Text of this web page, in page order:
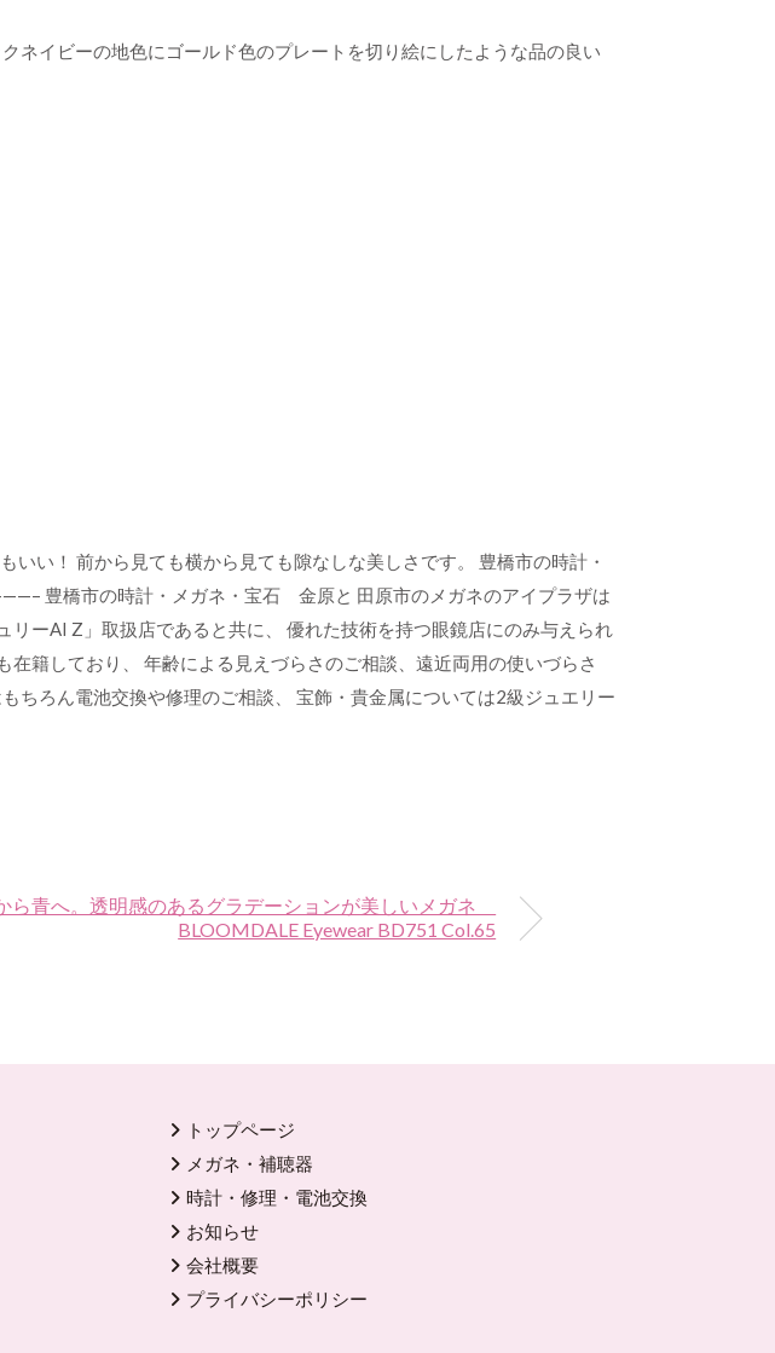
ネイビーの地色にゴールド色のプレートを切り絵にしたような品の良い
い！ 前から見ても横から見ても隙なしな美しさです。 豊橋市の時計・
市の時計・メガネ・宝石 金原と 田原市のメガネのアイプラザは
ーAI Z」取扱店であると共に、 優れた技術を持つ眼鏡店にのみ与えられ
籍しており、 年齢による見えづらさのご相談、遠近両用の使いづらさ
ちろん電池交換や修理のご相談、 宝飾・貴金属については2級ジュエリー
ら青へ。透明感のあるグラデーションが美しいメガネ
BLOOMDALE Eyewear BD751 Col.65
トップページ
メガネ・補聴器
時計・修理・電池交換
お知らせ
会社概要
プライバシーポリシー